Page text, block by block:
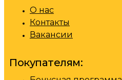
О нас
Контакты
Вакансии
Покупателям: